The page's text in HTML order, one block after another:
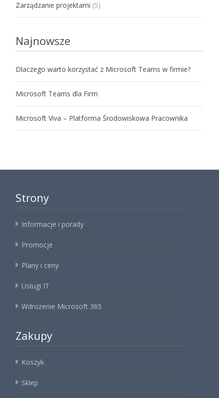
Zarządzanie projektami (5)
Najnowsze
Dlaczego warto korzystać z Microsoft Teams w firmie?
Microsoft Teams dla Firm
Microsoft Viva – Platforma Środowiskowa Pracownika
Strony
Informacje i porady
Promocje
Plany i ceny
Usługi IT
Wdrożenie Microsoft 365
Zakupy
Koszyk
Sklep